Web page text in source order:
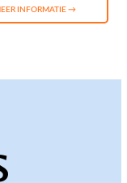
INFORMATIE →